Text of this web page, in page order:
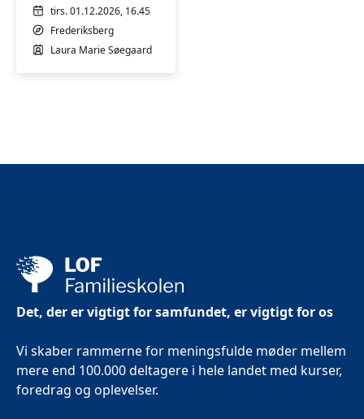
tirs. 01.12.2026, 16.45
Frederiksberg
Laura Marie Søegaard
Det, der er vigtigt for samfundet, er vigtigt for os
Vi skaber rammerne for meningsfulde møder mellem
mere end 100.000 deltagere i hele landet med kurser,
foredrag og oplevelser.